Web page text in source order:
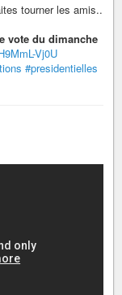
tourner les amis..
vote du dimanche
Vj0U
#presidentielles